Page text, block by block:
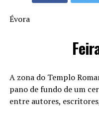
Évora
A zona do Templo
pano de fundo de um
entre autores,